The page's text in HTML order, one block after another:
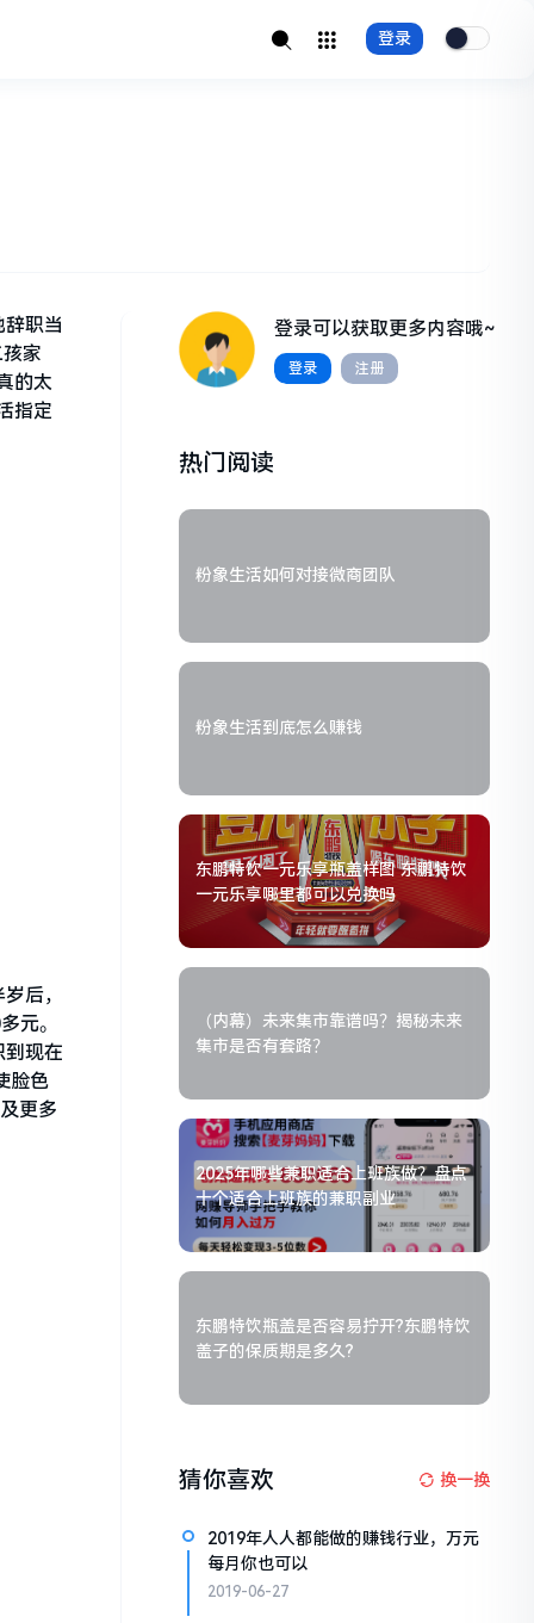
登录
职当
家
的太
指定
后，
元。
到现在
脸色
更多
登录可以获取更多内容哦~
登录 注册
热门阅读
粉象生活如何对接微商团队
粉象生活到底怎么赚钱
东鹏特饮一元乐享瓶盖样图 东鹏特饮
一元乐享哪里都可以兑换吗
（内幕）未来集市靠谱吗？揭秘未来
集市是否有套路？
2025年哪些兼职适合上班族做？盘点
十个适合上班族的兼职副业
东鹏特饮瓶盖是否容易拧开?东鹏特饮
盖子的保质期是多久?
猜你喜欢 换一换
2019年人人都能做的赚钱行业，万元
每月你也可以
2019-06-27